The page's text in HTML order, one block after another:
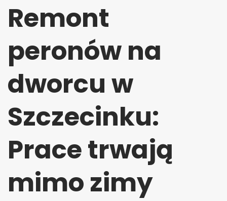
Remont
peronów na
dworcu w
Szczecinku:
Prace trwają
mimo zimy